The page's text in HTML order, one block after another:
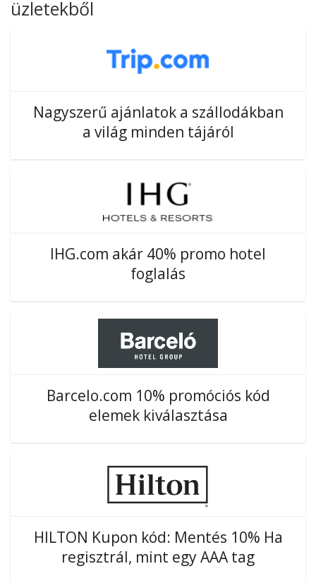
üzletekből
Nagyszerű ajánlatok a szállodákban
a világ minden tájáról
IHG.com akár 40% promo hotel
foglalás
Barcelo.com 10% promóciós kód
elemek kiválasztása
HILTON Kupon kód: Mentés 10% Ha
regisztrál, mint egy AAA tag